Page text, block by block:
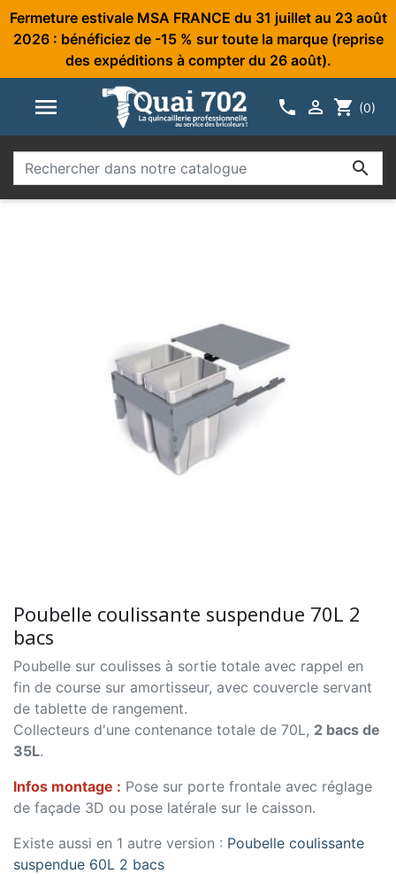
Fermeture estivale MSA FRANCE du 31 juillet au 23 août
2026 : bénéficiez de -15 % sur toute la marque (reprise
des expéditions à compter du 26 août).
   shopping_cart (0)

Poubelle coulissante suspendue 70L 2
bacs
Poubelle sur coulisses à sortie totale avec rappel en
fin de course sur amortisseur, avec couvercle servant
de tablette de rangement.
Collecteurs d'une contenance totale de 70L, 2 bacs de
35L.
Infos montage : Pose sur porte frontale avec réglage
de façade 3D ou pose latérale sur le caisson.
Existe aussi en 1 autre version : Poubelle coulissante
suspendue 60L 2 bacs